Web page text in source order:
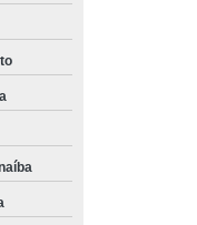
C19
com Lcd